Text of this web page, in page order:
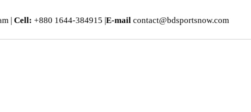
| Cell: +880 1644-384915 |E-mail contact@bdsportsnow.com